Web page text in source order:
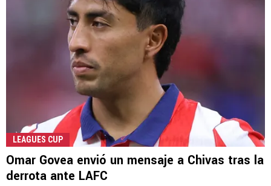
LEAGUES CUP
Omar Govea envió un mensaje a Chivas tras la
derrota ante LAFC